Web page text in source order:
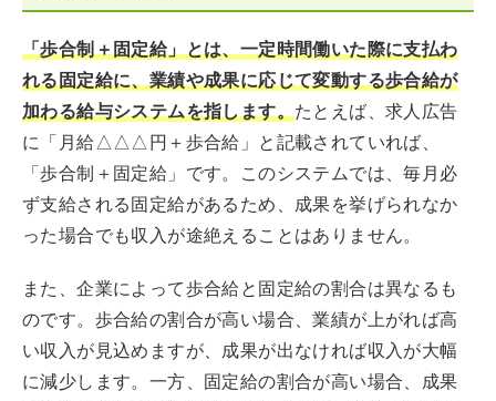
「歩合制＋固定給」とは、一定時間働いた際に支払わ
れる固定給に、業績や成果に応じて変動する歩合給が
加わる給与システムを指します。たとえば、求人広告
に「月給△△△円＋歩合給」と記載されていれば、
「歩合制＋固定給」です。このシステムでは、毎月必
ず支給される固定給があるため、成果を挙げられなか
った場合でも収入が途絶えることはありません。
また、企業によって歩合給と固定給の割合は異なるも
のです。歩合給の割合が高い場合、業績が上がれば高
い収入が見込めますが、成果が出なければ収入が大幅
に減少します。一方、固定給の割合が高い場合、成果